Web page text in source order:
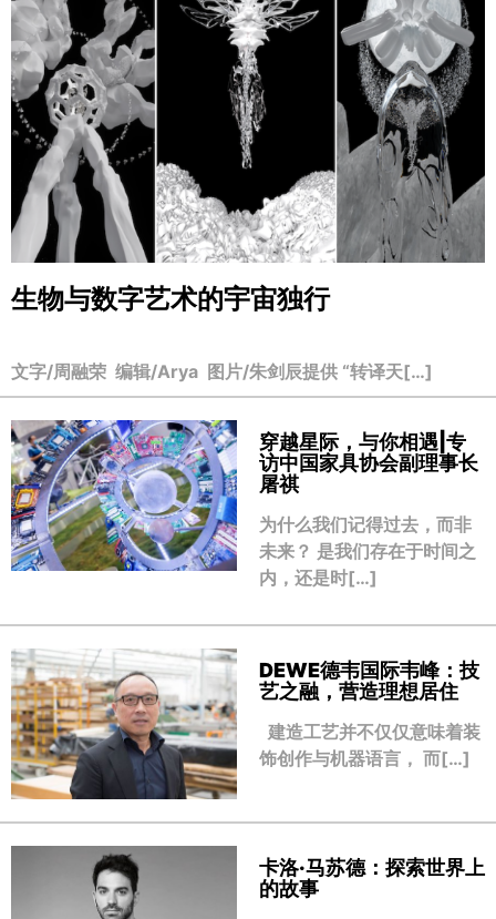
生物与数字艺术的宇宙独行
文字/周融荣 编辑/Arya 图片/朱剑辰提供 “转译天[…]
穿越星际，与你相遇|专
访中国家具协会副理事长
屠祺
为什么我们记得过去，而非
未来？ 是我们存在于时间之
内，还是时[…]
DEWE德韦国际韦峰：技
艺之融，营造理想居住
建造工艺并不仅仅意味着装
饰创作与机器语言， 而[…]
卡洛·马苏德：探索世界上
的故事